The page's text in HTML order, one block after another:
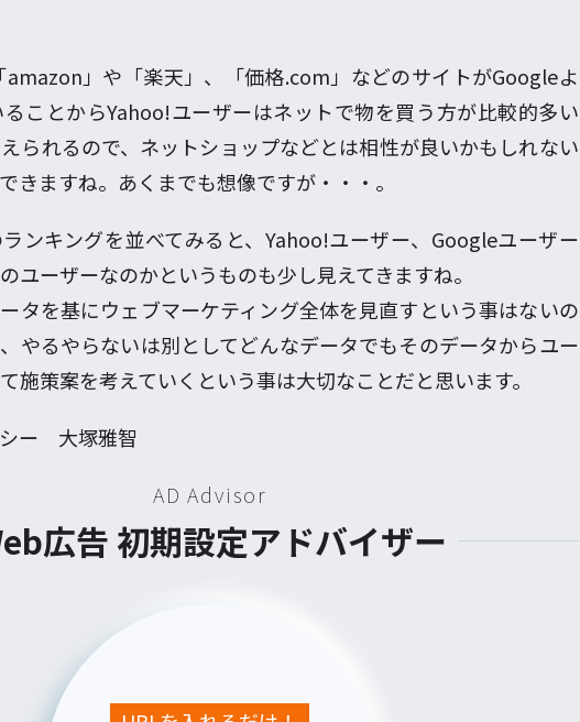
amazon」や「楽天」、「価格.com」などのサイトがGoogleよ
ことからYahoo!ユーザーはネットで物を買う方が比較的多い
られるので、ネットショップなどとは相性が良いかもしれない
きますね。あくまでも想像ですが・・・。
ンキングを並べてみると、Yahoo!ユーザー、Googleユーザー
ユーザーなのかというものも少し見えてきますね。
タを基にウェブマーケティング全体を見直すという事はないの
やるやらないは別としてどんなデータでもそのデータからユー
施策案を考えていくという事は大切なことだと思います。
ー 大塚雅智
AD Advisor
広告 初期設定アドバイザー